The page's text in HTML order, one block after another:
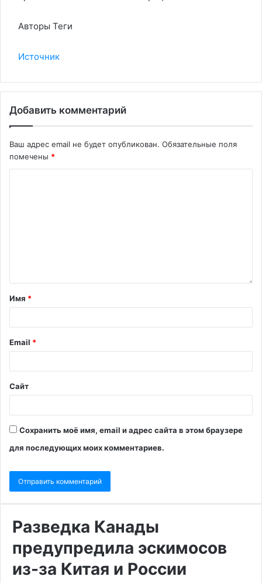
Авторы Теги
Источник
Добавить комментарий
Ваш адрес email не будет опубликован. Обязательные поля
помечены *
Имя *
Email *
Сайт
Сохранить моё имя, email и адрес сайта в этом браузере
для последующих моих комментариев.
Разведка Канады
предупредила эскимосов
из-за Китая и России